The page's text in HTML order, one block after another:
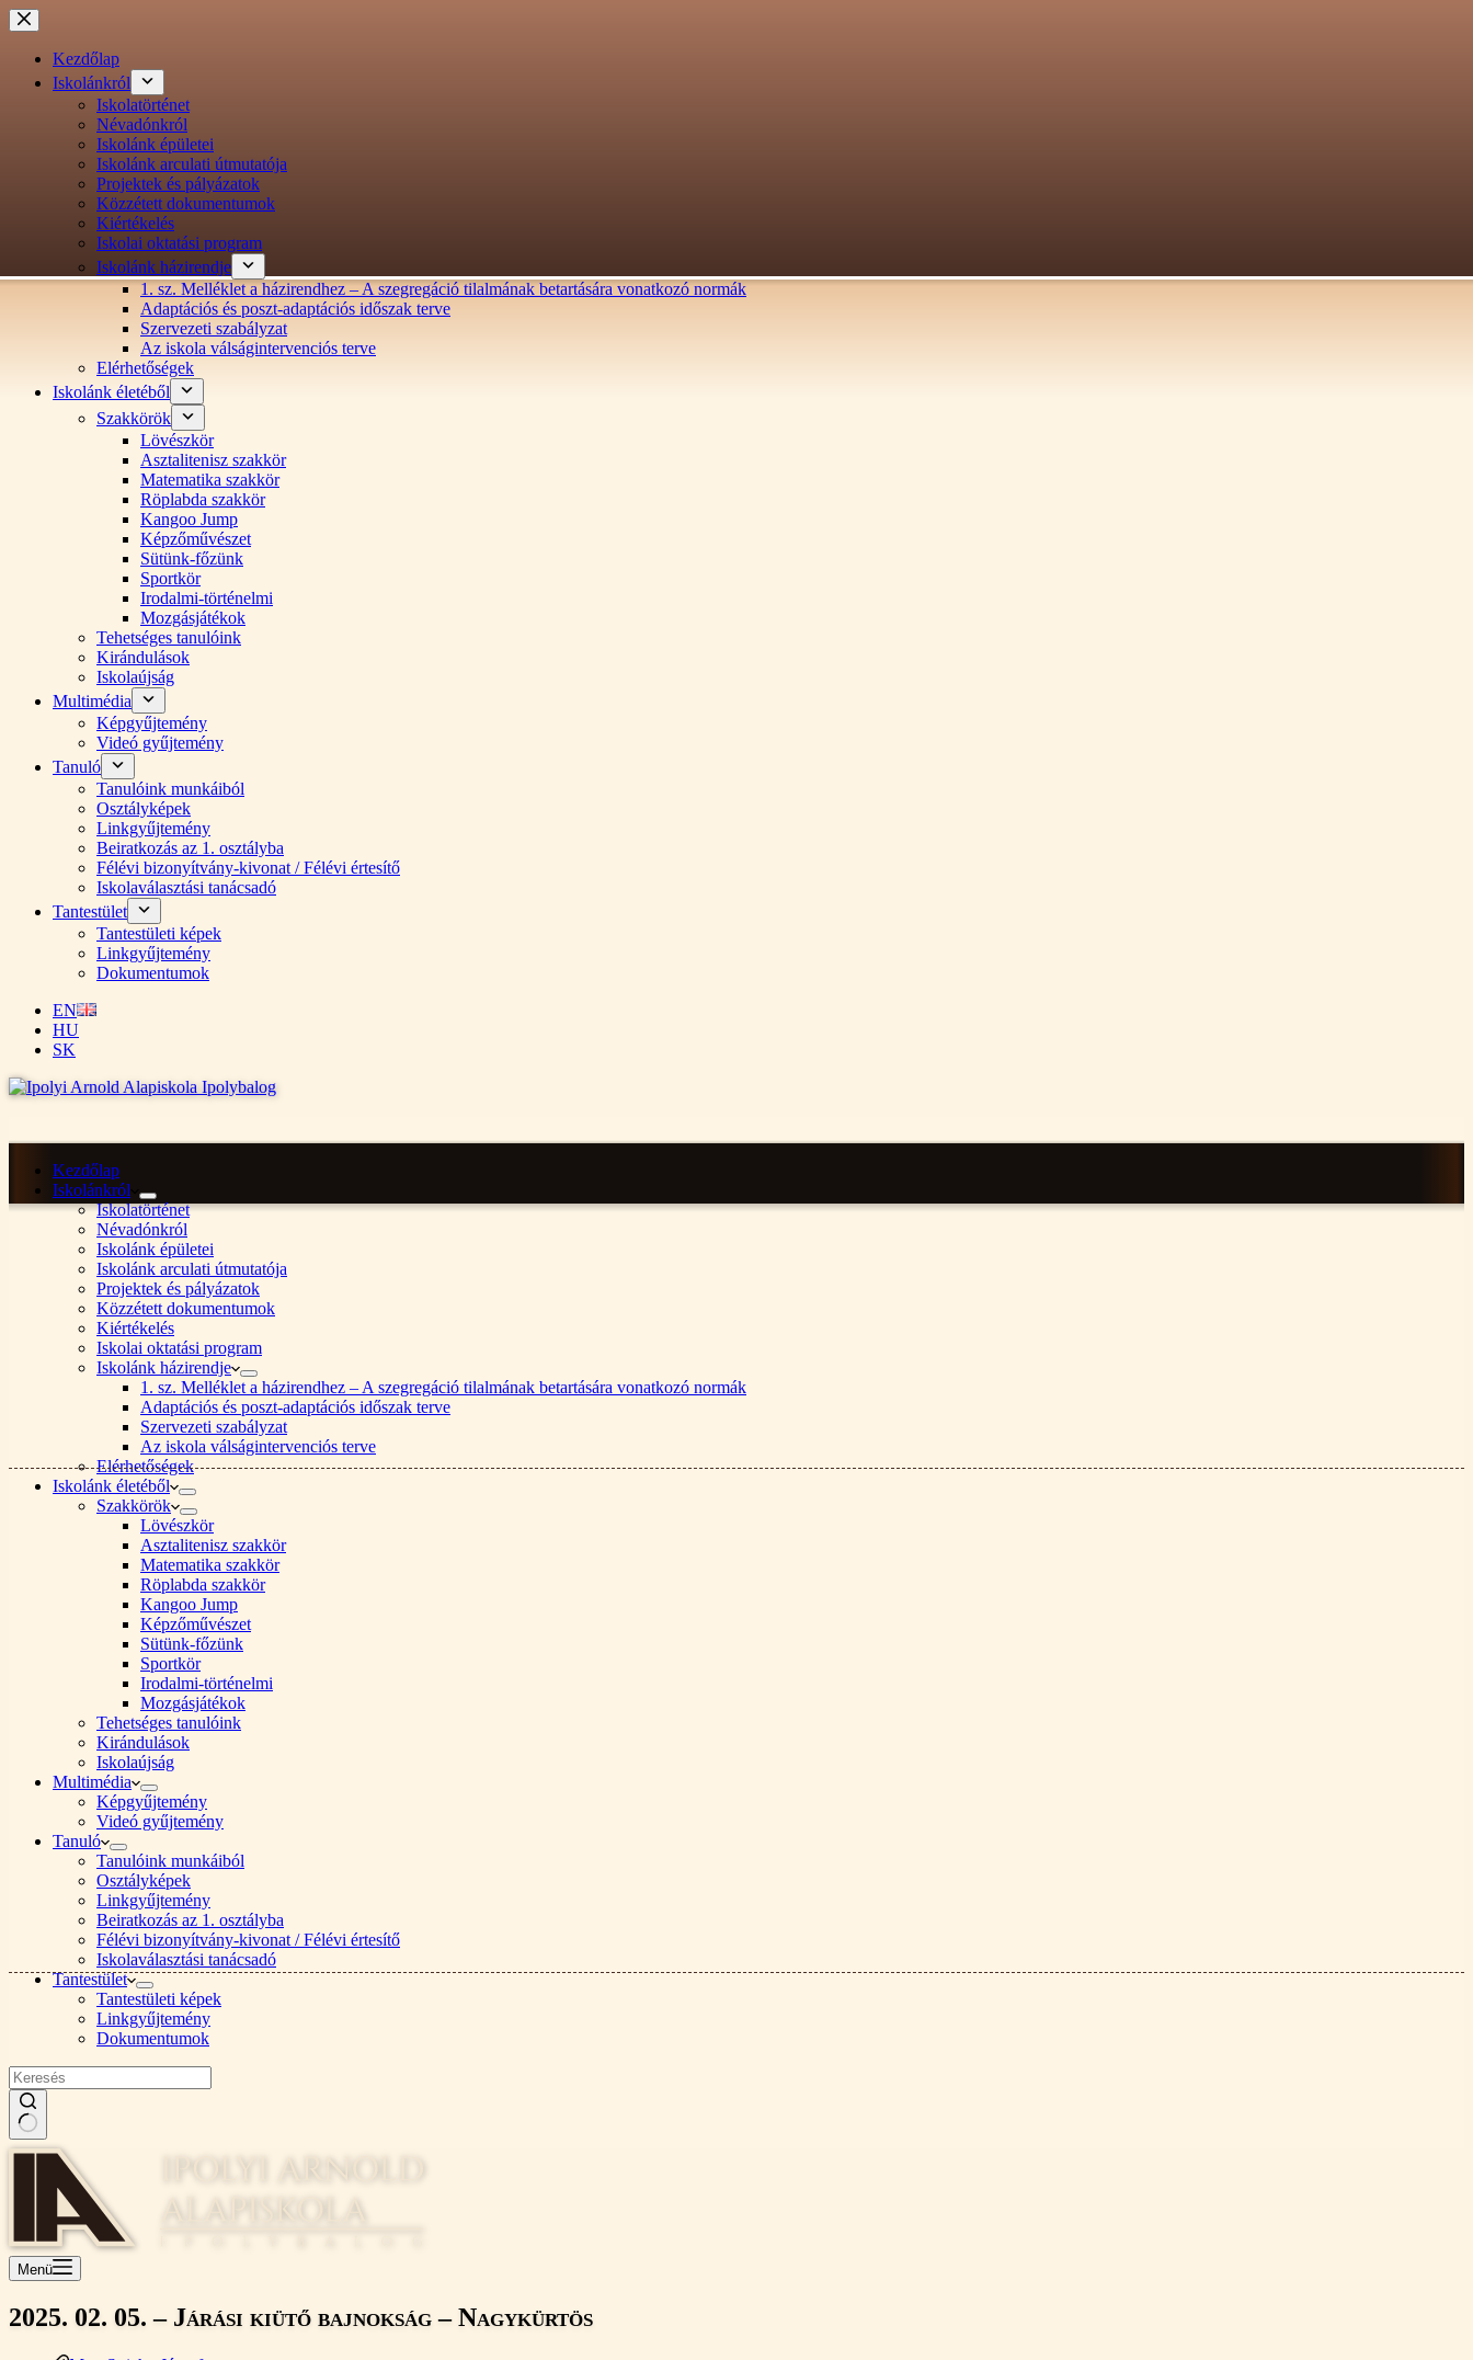
Ugrás
a
tartalomraKezdőlap
Iskolánkról
Iskolatörténet
Névadónkról
Iskolánk épületei
Iskolánk arculati útmutatója
Projektek és pályázatok
Közzétett dokumentumok
Kiértékelés
Iskolai oktatási program
Iskolánk házirendje
1. sz. Melléklet a házirendhez – A szegregáció tilalmának betartására vonatkozó normák
Adaptációs és poszt-adaptációs időszak terve
Szervezeti szabályzat
Az iskola válságintervenciós terve
Elérhetőségek
Iskolánk életéből
Szakkörök
Lövészkör
Asztalitenisz szakkör
Matematika szakkör
Röplabda szakkör
Kangoo Jump
Képzőművészet
Sütünk-főzünk
Sportkör
Irodalmi-történelmi
Mozgásjátékok
Tehetséges tanulóink
Kirándulások
Iskolaújság
Multimédia
Képgyűjtemény
Videó gyűjtemény
Tanuló
Tanulóink munkáiból
Osztályképek
Linkgyűjtemény
Beiratkozás az 1. osztályba
Félévi bizonyítvány-kivonat / Félévi értesítő
Iskolaválasztási tanácsadó
Tantestület
Tantestületi képek
Linkgyűjtemény
Dokumentumok
EN
HU
SK
Kezdőlap
Iskolánkról
Iskolatörténet
Névadónkról
Iskolánk épületei
Iskolánk arculati útmutatója
Projektek és pályázatok
Közzétett dokumentumok
Kiértékelés
Iskolai oktatási program
Iskolánk házirendje
1. sz. Melléklet a házirendhez – A szegregáció tilalmának betartására vonatkozó normák
Adaptációs és poszt-adaptációs időszak terve
Szervezeti szabályzat
Az iskola válságintervenciós terve
Elérhetőségek
Iskolánk életéből
Szakkörök
Lövészkör
Asztalitenisz szakkör
Matematika szakkör
Röplabda szakkör
Kangoo Jump
Képzőművészet
Sütünk-főzünk
Sportkör
Irodalmi-történelmi
Mozgásjátékok
Tehetséges tanulóink
Kirándulások
Iskolaújság
Multimédia
Képgyűjtemény
Videó gyűjtemény
Tanuló
Tanulóink munkáiból
Osztályképek
Linkgyűjtemény
Beiratkozás az 1. osztályba
Félévi bizonyítvány-kivonat / Félévi értesítő
Iskolaválasztási tanácsadó
Tantestület
Tantestületi képek
Linkgyűjtemény
Dokumentumok
Nincs
Menü
2025. 02. 05. – Járási kiütő bajnokság – Nagykürtös